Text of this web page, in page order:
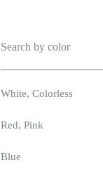
Search by color
White, Colorless
Red, Pink
Blue